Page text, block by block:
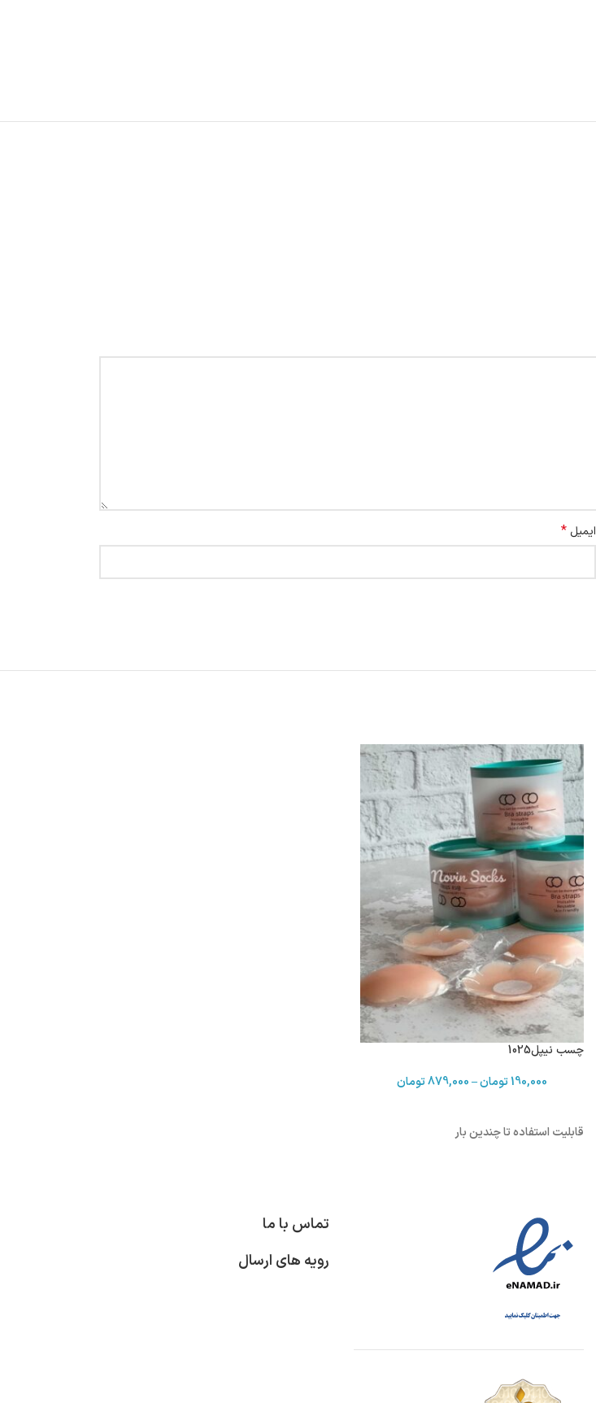
ایمیل *
چسب نیپل1025
190,000تومان–
879,000تومان
قابلیت استفاده تا چندین بار
تماس با ما
رویه های ارسال